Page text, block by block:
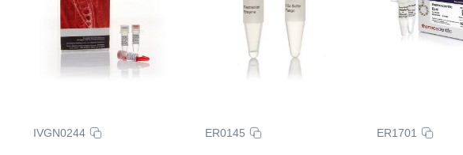
IVGN0244 ER0145 ER1701